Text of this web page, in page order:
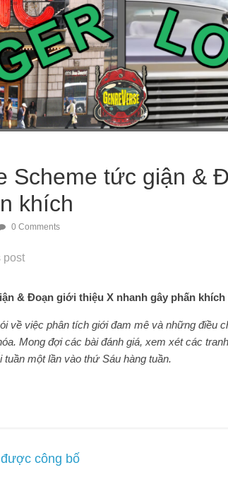
Scheme tức giận &
khích
0 Comments
post
& Đoạn giới thiệu X nhanh gây phấn khích
về việc phân tích giới đam mê và những điều
Mong đợi các bài đánh giá, xem xét các
một lần vào thứ Sáu hàng tuần.
công bố